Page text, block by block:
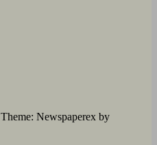
Theme: Newspaperex by